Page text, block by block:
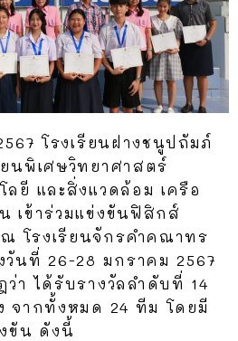
โรงเรียนฝางชนูปถัมภ์
นพิเศษวิทยาศาสตร์
ยี และสิ่งแวดล้อม เครือ
เข้าร่วมแข่งขันฟิสิกส์
โรงเรียนจักรคำคณาทร
วันที่ 26-28 มกราคม 2567
า ได้รับรางวัลลำดับที่ 14
จากทั้งหมด 24 ทีมโดยมี
ขัน ดังนี้